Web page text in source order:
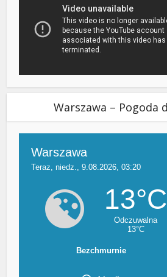
Warszawa – Pogoda